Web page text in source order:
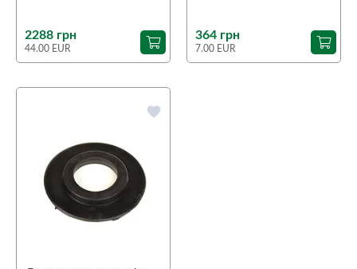
2288 грн
44.00 EUR
364 грн
7.00 EUR
favorite